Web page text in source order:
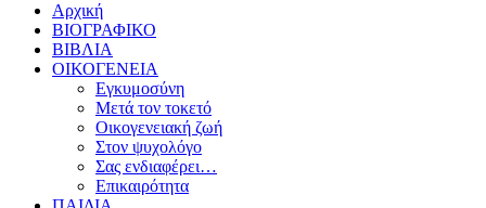
Αρχική
ΒΙΟΓΡΑΦΙΚΟ
ΒΙΒΛΙΑ
ΟΙΚΟΓΕΝΕΙΑ
Εγκυμοσύνη
Μετά τον τοκετό
Οικογενειακή ζωή
Στον ψυχολόγο
Σας ενδιαφέρει…
Επικαιρότητα